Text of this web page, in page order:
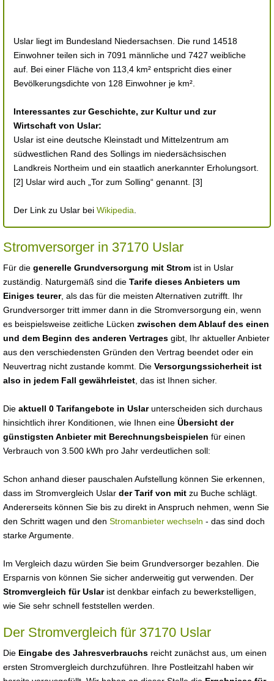
Uslar liegt im Bundesland Niedersachsen. Die rund 14518
Einwohner teilen sich in 7091 männliche und 7427 weibliche
auf. Bei einer Fläche von 113,4 km² entspricht dies einer
Bevölkerungsdichte von 128 Einwohner je km².
Interessantes zur Geschichte, zur Kultur und zur
Wirtschaft von Uslar:
Uslar ist eine deutsche Kleinstadt und Mittelzentrum am
südwestlichen Rand des Sollings im niedersächsischen
Landkreis Northeim und ein staatlich anerkannter Erholungsort.
[2] Uslar wird auch „Tor zum Solling“ genannt. [3]
Der Link zu Uslar bei Wikipedia
Stromversorger in 37170 Uslar
Für die generelle Grundversorgung mit Strom ist in Uslar
zuständig. Naturgemäß sind die Tarife dieses Anbieters um
Einiges teurer, als das für die meisten Alternativen zutrifft. Ihr
Grundversorger tritt immer dann in die Stromversorgung ein, wenn
es beispielsweise zeitliche Lücken zwischen dem Ablauf des einen
und dem Beginn des anderen Vertrages gibt, Ihr aktueller Anbieter
aus den verschiedensten Gründen den Vertrag beendet oder ein
Neuvertrag nicht zustande kommt. Die Versorgungssicherheit ist
also in jedem Fall gewährleistet , das ist Ihnen sicher.
Die aktuell 0 Tarifangebote in Uslarunterscheiden sich durchaus
hinsichtlich ihrer Konditionen, wie Ihnen eine Übersicht der
günstigsten Anbieter mit Berechnungsbeispielen für einen
Verbrauch von 3.500 kWh pro Jahr verdeutlichen soll:
Schon anhand dieser pauschalen Aufstellung können Sie erkennen,
dass im Stromvergleich Uslar der Tarif von mit zu Buche schlägt.
Andererseits können Sie bis zu direkt in Anspruch nehmen, wenn Sie
den Schritt wagen und den Stromanbieter wechseln - das sind doch
starke Argumente.
Im Vergleich dazu würden Sie beim Grundversorger bezahlen. Die
Ersparnis von können Sie sicher anderweitig gut verwenden. Der
Stromvergleich für Uslarist denkbar einfach zu bewerkstelligen,
wie Sie sehr schnell feststellen werden.
Der Stromvergleich für 37170 Uslar
Die Eingabe des Jahresverbrauchs reicht zunächst aus, um einen
ersten Stromvergleich durchzuführen. Ihre Postleitzahl haben wir